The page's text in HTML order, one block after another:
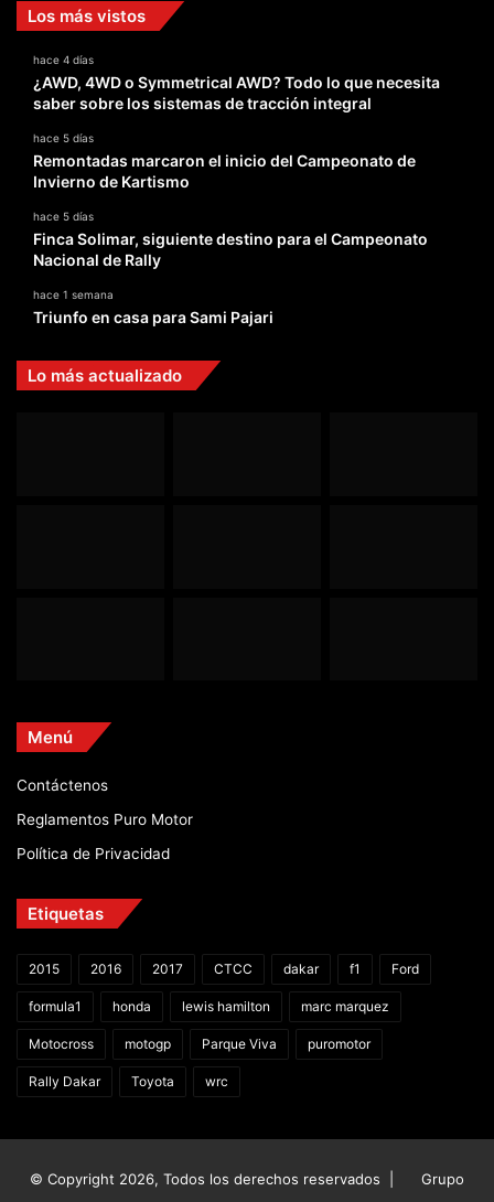
Los más vistos
hace 4 días
¿AWD, 4WD o Symmetrical AWD? Todo lo que necesita
saber sobre los sistemas de tracción integral
hace 5 días
Remontadas marcaron el inicio del Campeonato de
Invierno de Kartismo
hace 5 días
Finca Solimar, siguiente destino para el Campeonato
Nacional de Rally
hace 1 semana
Triunfo en casa para Sami Pajari
Lo más actualizado
Menú
Contáctenos
Reglamentos Puro Motor
Política de Privacidad
Etiquetas
2015 2016 2017 CTCC dakar f1 Ford
formula1 honda lewis hamilton marc marquez
Motocross motogp Parque Viva puromotor
Rally Dakar Toyota wrc
© Copyright 2026, Todos los derechos reservados | Grupo